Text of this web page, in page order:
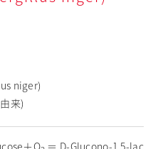
niger)
来)
＋O ＝ D-Glucono-1,5-